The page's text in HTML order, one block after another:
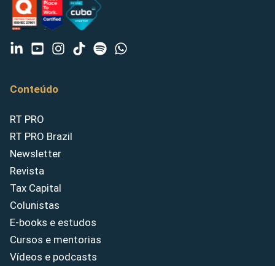
Conteúdo
RT PRO
RT PRO Brazil
Newsletter
Revista
Tax Capital
Colunistas
E-books e estudos
Cursos e mentorias
Vídeos e podcasts